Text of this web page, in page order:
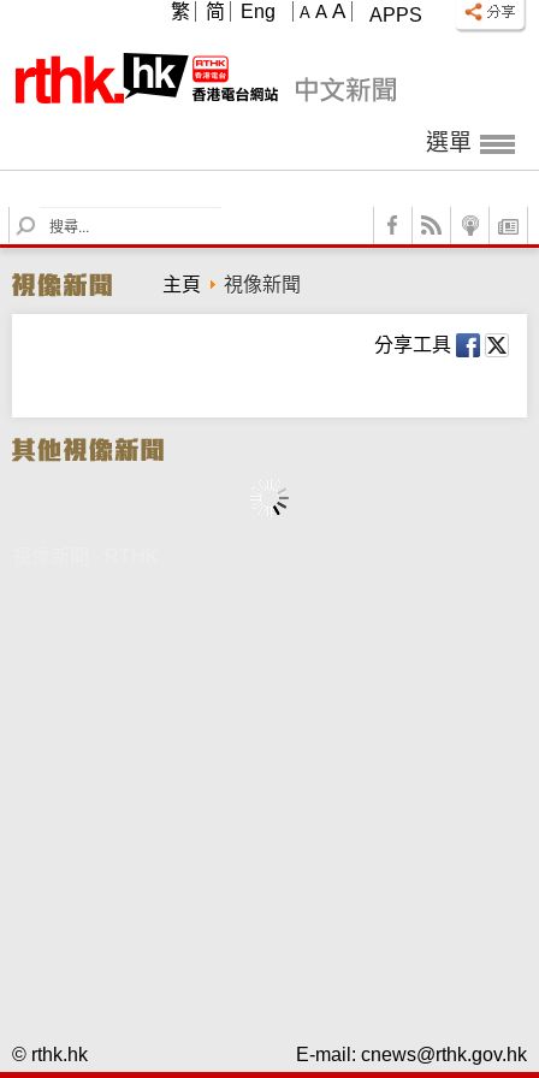
APPS
A A A
繁 简 Eng
選單
S
e
r
c
主頁 視像新聞
分享工具
© rthk.hk E-mail: cnews@rthk.gov.hk